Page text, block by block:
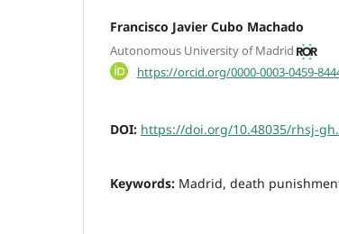
Francisco Javier Cubo Machado
Autonomous University of Madrid
https://orcid.org/0000-0003-0459-
DOI: https://doi.org/10.48035/rhsj-
Keywords: Madrid, death